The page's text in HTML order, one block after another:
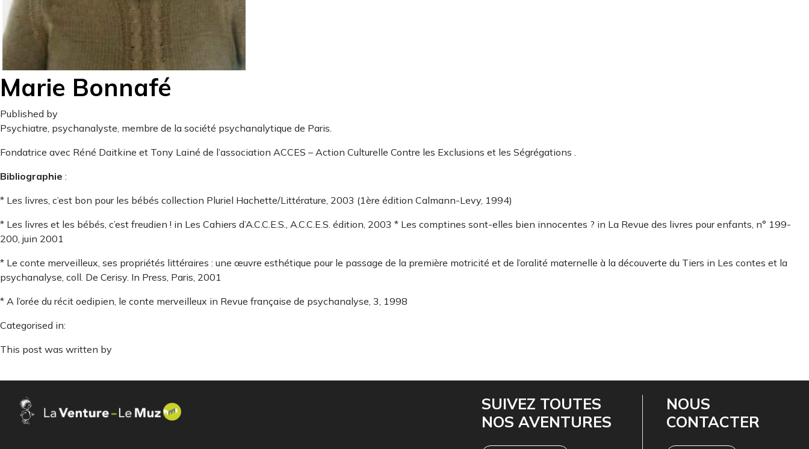
Marie Bonnafé
Published by
Psychiatre, psychanalyste, membre de la société psychanalytique de Paris.
Fondatrice avec Réné Daitkine et Tony Lainé de l’association ACCES – Action Culturelle Contre les Exclusions et les Ségrégations .
Bibliographie :
* Les livres, c’est bon pour les bébés collection Pluriel Hachette/Littérature, 2003 (1ère édition Calmann-Levy, 1994)
* Les livres et les bébés, c’est freudien ! in Les Cahiers d’A.C.C.E.S., A.C.C.E.S. édition, 2003 * Les comptines sont-elles bien innocentes ? in La Revue des livres pour enfants, n° 199-
200, juin 2001
* Le conte merveilleux, ses propriétés littéraires : une œuvre esthétique pour le passage de la première motricité et de l’oralité maternelle à la découverte du Tiers in Les contes et la
psychanalyse, coll. De Cerisy. In Press, Paris, 2001
* A l’orée du récit oedipien, le conte merveilleux in Revue française de psychanalyse, 3, 1998
Categorised in:
This post was written by
SUIVEZ TOUTES
NOS AVENTURES
NOUS
CONTACTER